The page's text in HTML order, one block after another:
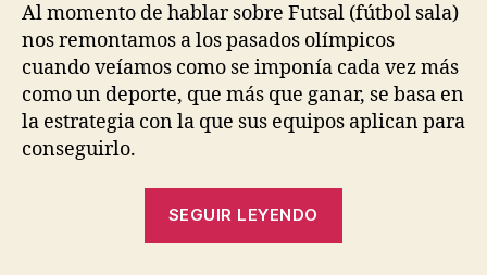
Al momento de hablar sobre Futsal (fútbol sala)
nos remontamos a los pasados olímpicos
cuando veíamos como se imponía cada vez más
como un deporte, que más que ganar, se basa en
la estrategia con la que sus equipos aplican para
conseguirlo.
SEGUIR LEYENDO